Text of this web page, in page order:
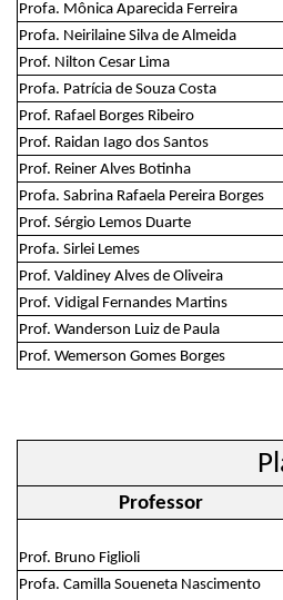
Profa. Mônica Aparecida Ferreira
Profa. Neirilaine Silva de Almeida
Prof. Nilton Cesar Lima
Profa. Patrícia de Souza Costa
Prof. Rafael Borges Ribeiro
Prof. Raidan Iago dos Santos
Prof. Reiner Alves Botinha
Profa. Sabrina Rafaela Pereira Borges
Prof. Sérgio Lemos Duarte
Profa. Sirlei Lemes
Prof. Valdiney Alves de Oliveira
Prof. Vidigal Fernandes Martins
Prof. Wanderson Luiz de Paula
Prof. Wemerson Gomes Borges
Professor
Prof. Bruno Figlioli
Profa. Camilla Soueneta Nascimento